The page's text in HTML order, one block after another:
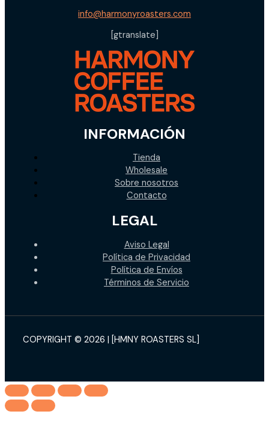
info@harmonyroasters.com
[gtranslate]
INFORMACIÓN
Tienda
Wholesale
Sobre nosotros
Contacto
LEGAL
Aviso Legal
Política de Privacidad
Política de Envíos
Términos de Servicio
COPYRIGHT © 2026 | [HMNY ROASTERS SL]